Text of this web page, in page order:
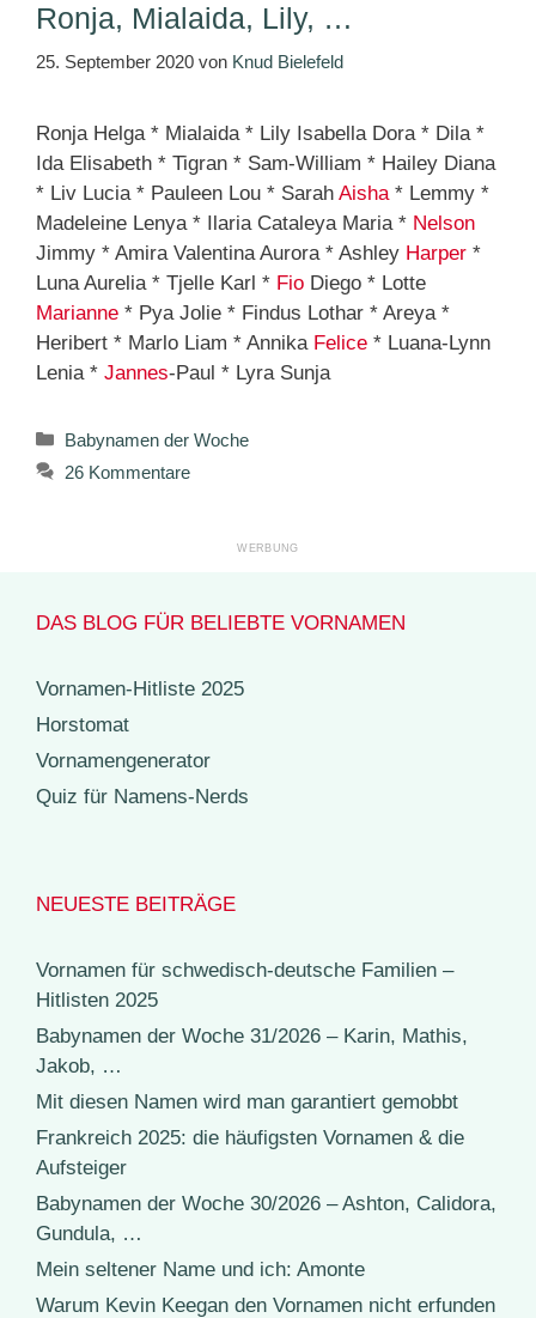
Ronja, Mialaida, Lily, …
25. September 2020 von Knud Bielefeld
Ronja Helga * Mialaida * Lily Isabella Dora * Dila *
Ida Elisabeth * Tigran * Sam-William * Hailey Diana
* Liv Lucia * Pauleen Lou * Sarah Aisha * Lemmy *
Madeleine Lenya * Ilaria Cataleya Maria * Nelson
Jimmy * Amira Valentina Aurora * Ashley Harper *
Luna Aurelia * Tjelle Karl * Fio Diego * Lotte
Marianne * Pya Jolie * Findus Lothar * Areya *
Heribert * Marlo Liam * Annika Felice * Luana-Lynn
Lenia * Jannes-Paul * Lyra Sunja
Kategorien
Babynamen der Woche
26 Kommentare
DAS BLOG FÜR BELIEBTE VORNAMEN
Vornamen-Hitliste 2025
Horstomat
Vornamengenerator
Quiz für Namens-Nerds
NEUESTE BEITRÄGE
Vornamen für schwedisch-deutsche Familien –
Hitlisten 2025
Babynamen der Woche 31/2026 – Karin, Mathis,
Jakob, …
Mit diesen Namen wird man garantiert gemobbt
Frankreich 2025: die häufigsten Vornamen & die
Aufsteiger
Babynamen der Woche 30/2026 – Ashton, Calidora,
Gundula, …
Mein seltener Name und ich: Amonte
Warum Kevin Keegan den Vornamen nicht erfunden